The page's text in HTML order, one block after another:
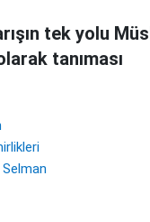
tek yolu
tanıması